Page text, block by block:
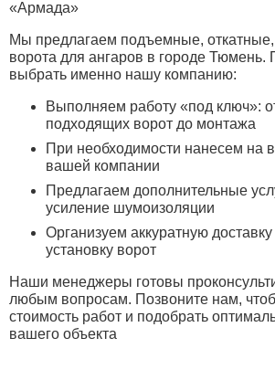
«Армада»
Мы предлагаем подъемные,
ворота для ангаров в городе Тюмень.
выбрать именно нашу компанию:
Выполняем работу «под ключ»:
подходящих ворот до монтажа
При необходимости нанесем на
вашей компании
Предлагаем дополнительные
усиление шумоизоляции
Организуем аккуратную
установку ворот
Наши менеджеры готовы
любым вопросам. Позвоните нам,
стоимость работ и подобрать
вашего объекта